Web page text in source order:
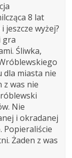
8 lat
jeszcze wyżej?
gra
Śliwka,
miasta nie
z was nie
Nie
i okradanej
Popieraliście
Żaden z was